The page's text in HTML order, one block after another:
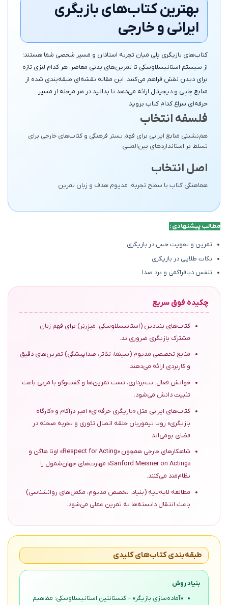
بهترین کتاب‌های بازیگری
ایرانی و خارجی
کتاب‌های بازیگری پلی میان تجربه استادان و مسیر شخصی شما هستند؛
از سیستم استانیسلاوسکی تا تمرین‌های بدنی معاصر، هر کدام لنزی تازه
برای دیدن نقش فراهم می‌کنند. این مقاله نقشه‌ای طبقه‌بندی شده از
منابع چاپی و دیجیتال ارائه می‌دهد تا بدانید در هر مرحله از مسیر
حرفه‌ای سراغ کدام کتاب بروید.
فلسفه انتخاب
هم‌نشینی منابع ایرانی برای فهم بستر فرهنگی و کتاب‌های خارجی برای
تسلط بر استانداردهای بین‌المللی
اصل انتخاب
هماهنگی کتاب با سطح تجربه، مدیوم هدف و زبان تمرین
مطالب پیشنهادی :
تمرین و تقویت حس در بازیگری
نکات طلایی در بازیگری
تنفس دیافراگمی و برد صدا
چکیده فوق سریع
کتاب‌های بنیادین (استانیسلاوسکی، میزِرنِر) برای فهم زبان
مشترک بازیگری ضروری‌اند.
منابع تخصصی مدیوم (سینما، تئاتر، صداپیشگی) تمرین‌های دقیق
و کاربردی ارائه می‌دهند.
خوانش فعال: نت‌برداری، تست تمرین‌ها و گفت‌وگو با مربی باعث
تثبیت دانش می‌شود.
کتاب‌های ایرانی مثل «بازیگری حرفه‌ای» امیر دژاکام و «کارگاه
بازیگری» رویا تیموریان حلقه اتصال تئوری و تجربه صحنه در
فضای بومی‌اند.
شاهکارهای خارجی همچون «Respect for Acting» اوتا هاگن و
«Sanford Meisner on Acting» مهارت‌های جهان‌شمول را
نظام‌مند می‌کنند.
مطالعه لایه‌لایه (بنیاد، تخصص مدیوم، مکمل‌های روانشناسی)
باعث انتقال دانسته‌ها به تمرین عملی می‌شود.
طبقه‌بندی کتاب‌های کلیدی
بنیاد روش
«آماده‌سازی بازیگر» – کنستانتین استانیسلاوسکی: مفاهیم